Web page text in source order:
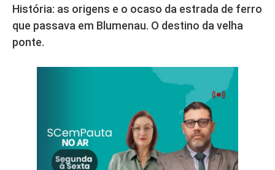
História: as origens e o ocaso da estrada de ferro
que passava em Blumenau. O destino da velha
ponte.